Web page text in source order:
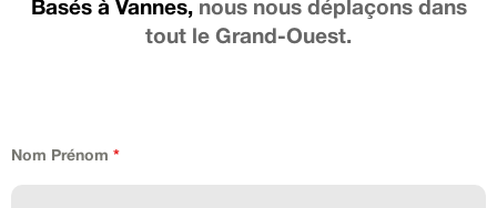
Basés à Vannes, nous nous déplaçons dans
tout le Grand-Ouest.
Nom Prénom *